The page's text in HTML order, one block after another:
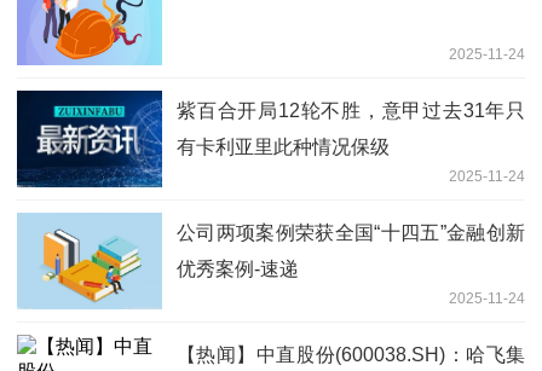
2025-11-24
紫百合开局12轮不胜，意甲过去31年只
有卡利亚里此种情况保级
2025-11-24
公司两项案例荣获全国“十四五”金融创新
优秀案例-速递
2025-11-24
【热闻】中直股份(600038.SH)：哈飞集